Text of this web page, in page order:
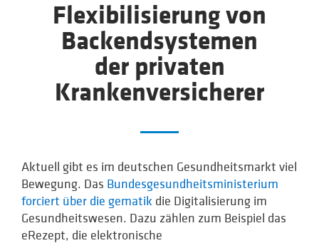
Flexibi­li­sier­ung von
Backend­systemen
der privaten
Kranken­versicherer
Aktuell gibt es im deutschen Gesundheitsmarkt viel
Bewegung. Das Bundesgesundheitsministerium
forciert über die gematik die Digitalisierung im
Gesundheitswesen. Dazu zählen zum Beispiel das
eRezept, die elektronische